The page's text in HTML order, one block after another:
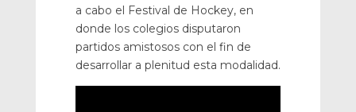
a cabo el Festival de Hockey, en
donde los colegios disputaron
partidos amistosos con el fin de
desarrollar a plenitud esta modalidad.